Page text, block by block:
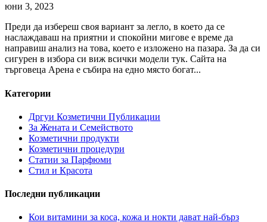
юни 3, 2023
Преди да избереш своя вариант за легло, в което да се
наслаждаваш на приятни и спокойни мигове е време да
направиш анализ на това, което е изложено на пазара. За да си
сигурен в избора си виж всички модели тук. Сайта на
търговеца Арена е събира на едно място богат...
Категории
Дргуи Козметични Публикации
За Жената и Семейството
Козметични продукти
Козметични процедури
Статии за Парфюми
Стил и Красота
Последни публикации
Кои витамини за коса, кожа и нокти дават най-бърз